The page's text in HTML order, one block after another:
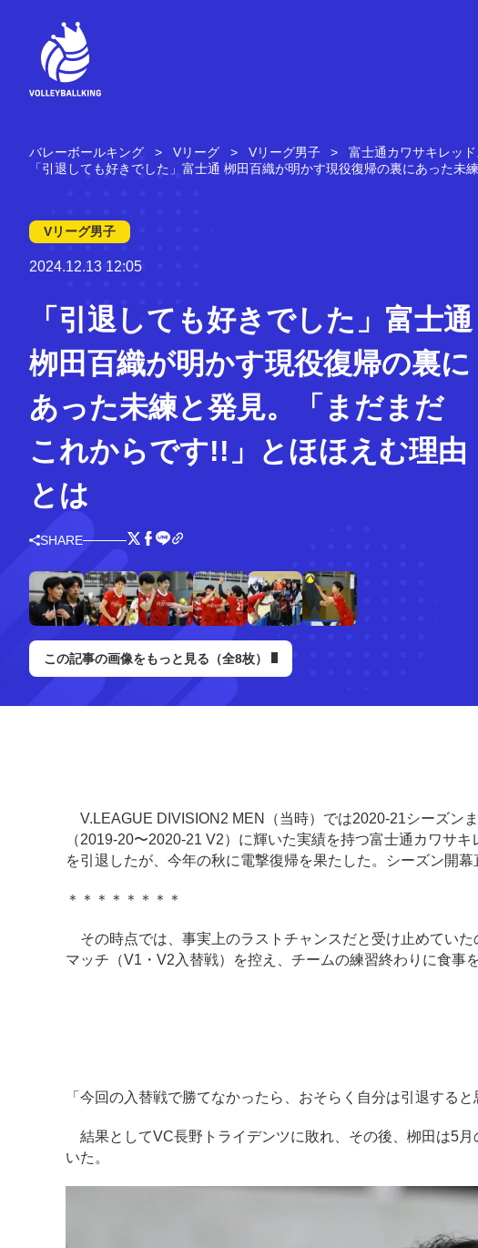
バレーボールキング Vリーグ Vリーグ男子
富士通カワサキレッ
「引退しても好きでした」富士通 栁田百織が明かす現役復帰の裏にあった
Vリーグ男子
2024.12.13 12:05
「引退しても好きでした」富士通
栁田百織が明かす現役復帰の裏に
あった未練と発見。「まだまだ
これからです!!」とほほえむ理由
とは
SHARE
この記事の画像をもっと見る（全8枚）
V.LEAGUE DIVISION2 MEN（当時）では2020-21シーズン
（2019-20〜2020-21 V2）に輝いた実績を持つ富士通カワサ
を引退したが、今年の秋に電撃復帰を果たした。シーズン開
＊＊＊＊＊＊＊＊
その時点では、事実上のラストチャンスだと受け止めてい
マッチ（V1・V2入替戦）を控え、チームの練習終わりに食事
「今回の入替戦で勝てなかったら、おそらく自分は引退すると
結果としてVC長野トライデンツに敗れ、その後、栁田は5
いた。